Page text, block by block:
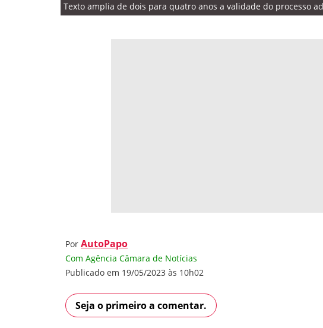
Texto amplia de dois para quatro anos a validade do processo
Por AutoPapo
Com Agência Câmara de Notícias
Publicado em 19/05/2023 às 10h02
Seja o primeiro a comentar.